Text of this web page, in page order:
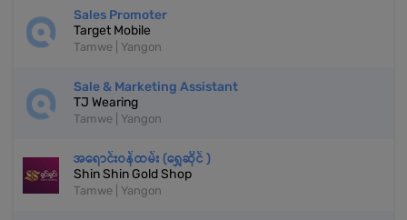
Sales Promoter
Target Mobile
Tamwe | Yangon
Sale & Marketing Assistant
TJ Wearing
Tamwe | Yangon
အရောင်းဝန်ထမ်း (ရွှေဆိုင် )
Shin Shin Gold Shop
Tamwe | Yangon